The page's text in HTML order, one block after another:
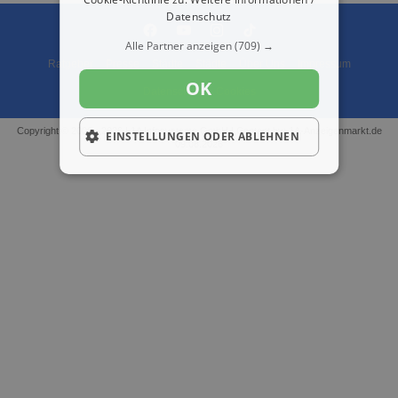
Ratgeber Impressum
Datenschutz
Copyright © 2000 - 2026 | 1A Infosysteme GmbH | Content by: 1A-Anzeigenmarkt.de
Datenschutz
Alle Partner anzeigen(709) →
OK
EINSTELLUNGEN ODER ABLEHNEN